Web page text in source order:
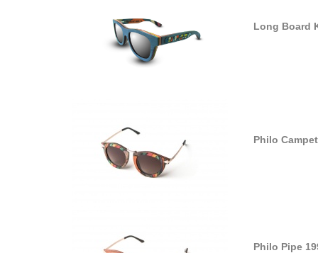
Long Board
Philo
Philo Pipe